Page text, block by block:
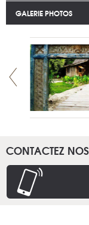
GALERIE PHOTOS
CONTACTEZ